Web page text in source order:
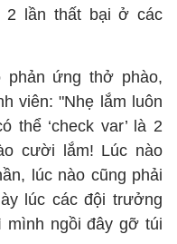
2 lần thất bại ở các
phản ứng thở phào,
viên: "Nhẹ lắm luôn
thể ‘check var’ là 2
cười lắm! Lúc nào
lúc nào cũng phải
lúc các đội trưởng
mình ngồi đây gỡ túi